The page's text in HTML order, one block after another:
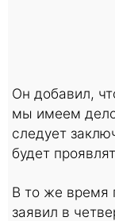
Он добавил,
мы имеем
следует
будет
В то же время
заявил в